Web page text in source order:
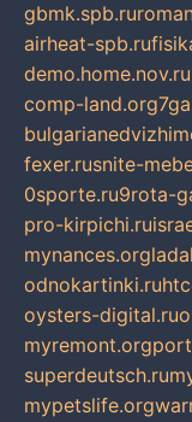
gbmk.spb.ru
airheat-spb.ru
demo.home.nov.ru
comp-land.org
fexer.rusnite-
0sporte.ru9rota-
pro-kirpichi.ru
mynances.org
odnokartinki.ru
oysters-digital.ru
myremont.org
superdeutsch.ru
mypetslife.org